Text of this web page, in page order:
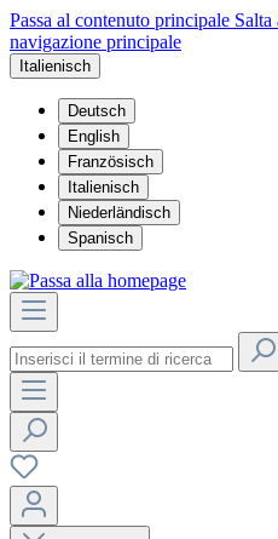
Passa al contenuto principale Salta
navigazione principale
Italienisch
Deutsch
English
Französisch
Italienisch
Niederländisch
Spanisch